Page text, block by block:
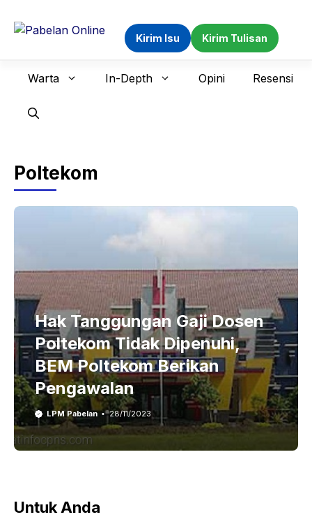
Kirim Isu Kirim Tulisan
Warta In-Depth Opini Resensi
Poltekom
Hak Tanggungan Gaji Dosen
Poltekom Tidak Dipenuhi,
BEM Poltekom Berikan
Pengawalan
LPM Pabelan 28/11/2023
Untuk Anda